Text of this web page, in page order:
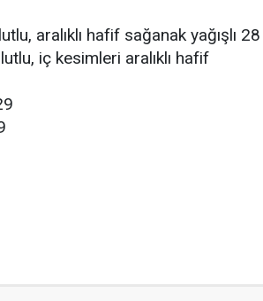
aralıklı hafif sağanak yağışlı 28
iç kesimleri aralıklı hafif